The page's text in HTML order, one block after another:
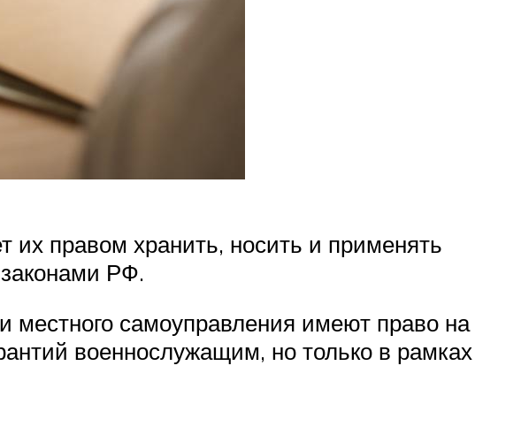
их правом хранить, носить и применять
РФ.
местного самоуправления имеют право на
военнослужащим, но только в рамках